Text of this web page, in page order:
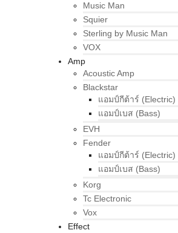
Music Man
Squier
Sterling by Music Man
VOX
Amp
Acoustic Amp
Blackstar
แอมป์กีต้าร์ (Electric)
แอมป์เบส (Bass)
EVH
Fender
แอมป์กีต้าร์ (Electric)
แอมป์เบส (Bass)
Korg
Tc Electronic
Vox
Effect